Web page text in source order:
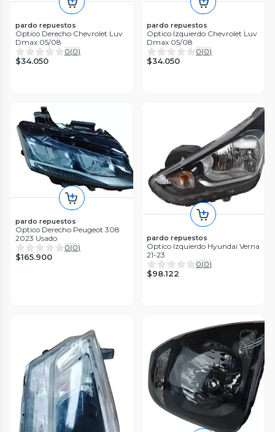
pardo repuestos
Optico Derecho Chevrolet Luv
Dmax 05/08
0(0)
$34.050
pardo repuestos
Optico Izquierdo Chevrolet Luv
Dmax 05/08
0(0)
$34.050
pardo repuestos
Optico Derecho Peugeot 308
2023 Usado
0(0)
$165.900
pardo repuestos
Optico Izquierdo Hyundai Verna
21-23
0(0)
$98.122